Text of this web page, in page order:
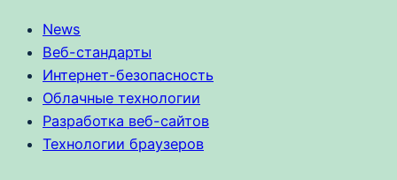
News
Веб-стандарты
Интернет-безопасность
Облачные технологии
Разработка веб-сайтов
Технологии браузеров